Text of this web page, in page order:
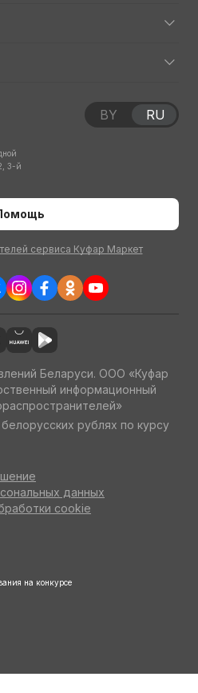
3-й
сервиса Куфар Маркет
BY RU
Беларуси. ООО «Куфар
информационный
рублях по курсу
данных
cookie
на конкурсе